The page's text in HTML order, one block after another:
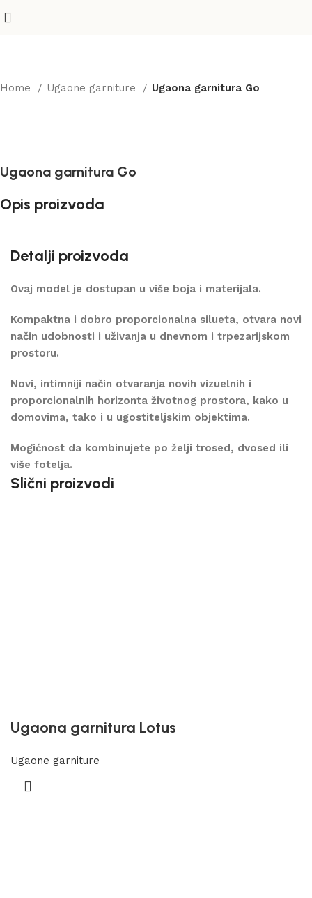
Home Ugaone garniture Ugaona garnitura Go
Ugaona garnitura Go
Opis proizvoda
Detalji proizvoda
Ovaj model je dostupan u više boja i materijala.
Kompaktna i dobro proporcionalna silueta, otvara novi
način udobnosti i uživanja u dnevnom i trpezarijskom
prostoru.
Novi, intimniji način otvaranja novih vizuelnih i
proporcionalnih horizonta životnog prostora, kako u
domovima, tako i u ugostiteljskim objektima.
Mogićnost da kombinujete po želji trosed, dvosed ili
više fotelja.
Slični proizvodi
Ugaona garnitura Lotus
Ugaone garniture